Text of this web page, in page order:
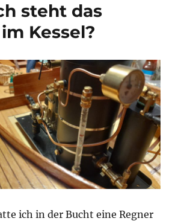
steht das
Kessel?
ich in der Bucht eine Regner